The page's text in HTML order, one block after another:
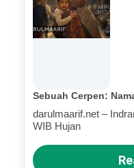
Sebuah Cerpen:
darulmaarif.net –
WIB Hujan